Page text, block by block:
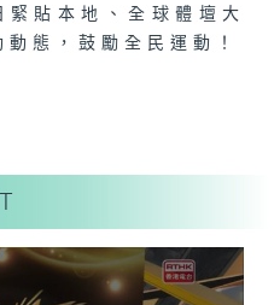
緊貼本地、全球體壇大
態，鼓勵全民運動！